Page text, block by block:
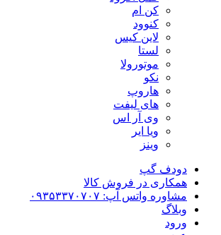
کن ام
کنوود
لاین کیس
لستا
موتورولا
نکو
هاروپ
های لیفت
وی آر اس
ویا ایر
وینز
دودف گپ
همکاری در فروش کالا
مشاوره واتس آپ: ۰۹۳۵۳۳۷۰۷۰۷
وبلاگ
ورود